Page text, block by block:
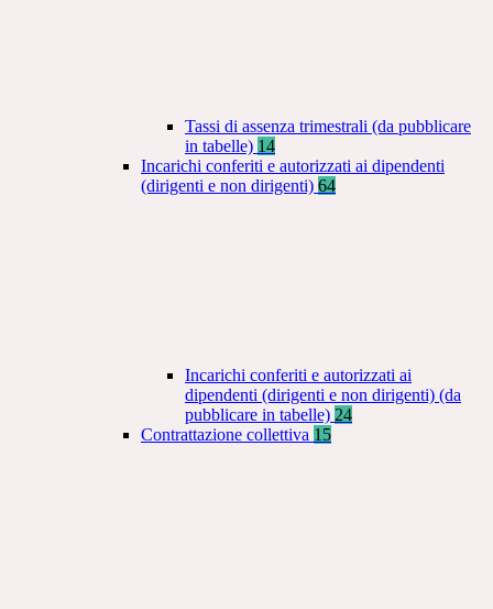
Tassi di assenza trimestrali (da pubblicare
in tabelle) 14
Incarichi conferiti e autorizzati ai dipendenti
(dirigenti e non dirigenti) 64
Incarichi conferiti e autorizzati ai
dipendenti (dirigenti e non dirigenti) (da
pubblicare in tabelle) 24
Contrattazione collettiva 15